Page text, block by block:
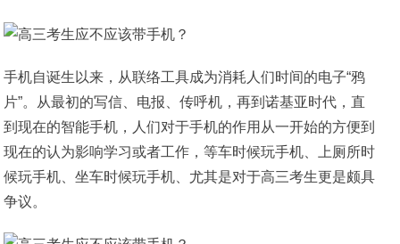
手机自诞生以来，从联络工具成为消耗人们时间的电子“鸦
片”。从最初的写信、电报、传呼机，再到诺基亚时代，直
到现在的智能手机，人们对于手机的作用从一开始的方便到
现在的认为影响学习或者工作，等车时候玩手机、上厕所时
候玩手机、坐车时候玩手机、尤其是对于高三考生更是颇具
争议。